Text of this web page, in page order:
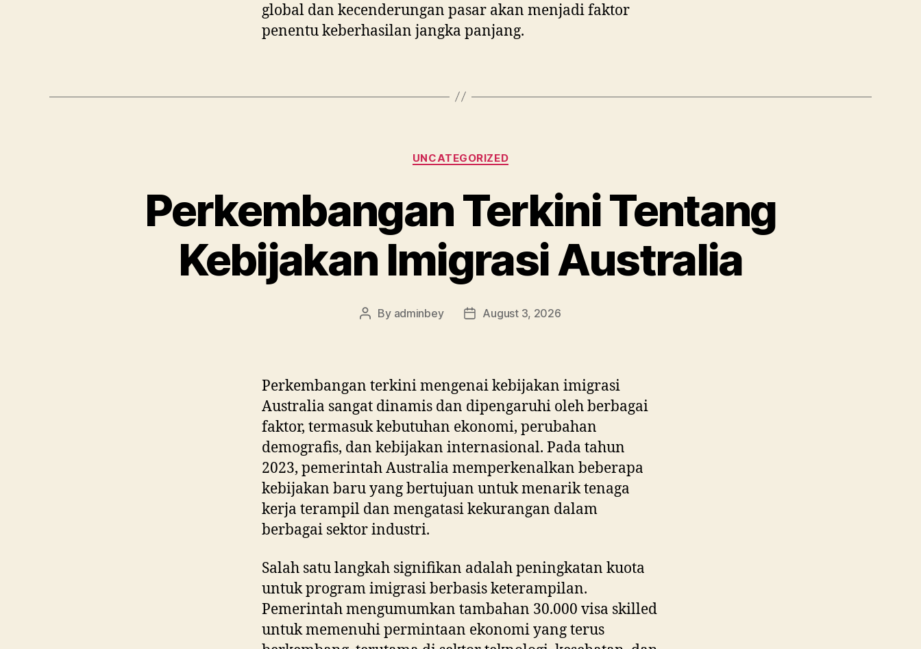
global dan kecenderungan pasar akan menjadi faktor
penentu keberhasilan jangka panjang.
Categories
UNCATEGORIZED
Perkembangan Terkini Tentang
Kebijakan Imigrasi Australia
Post
By adminbey
PostAugust 3, 2026
Perkembangan terkini mengenai kebijakan imigrasi
Australia sangat dinamis dan dipengaruhi oleh berbagai
faktor, termasuk kebutuhan ekonomi, perubahan
demografis, dan kebijakan internasional. Pada tahun
2023, pemerintah Australia memperkenalkan beberapa
kebijakan baru yang bertujuan untuk menarik tenaga
kerja terampil dan mengatasi kekurangan dalam
berbagai sektor industri.
Salah satu langkah signifikan adalah peningkatan kuota
untuk program imigrasi berbasis keterampilan.
Pemerintah mengumumkan tambahan 30.000 visa skilled
untuk memenuhi permintaan ekonomi yang terus